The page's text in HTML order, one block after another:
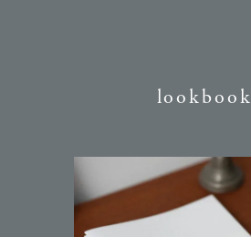
lookbook